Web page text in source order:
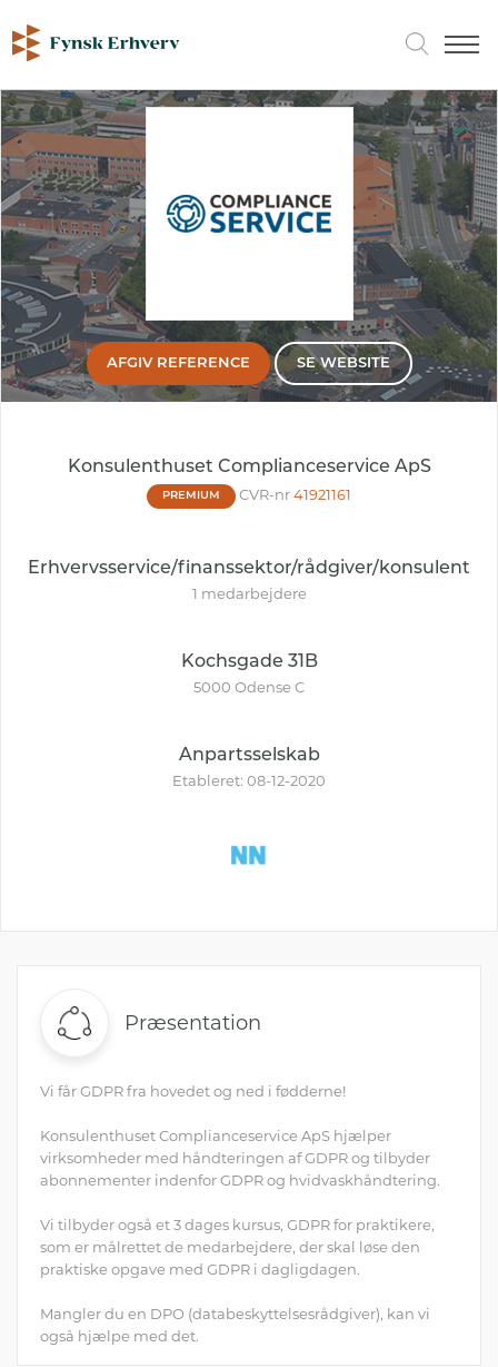
AFGIV REFERENCE SE WEBSITE
Konsulenthuset Complianceservice ApS
PREMIUM CVR-nr41921161
Erhvervsservice/finanssektor/rådgiver/konsulent
1 medarbejdere
Kochsgade 31B
5000 Odense C
Anpartsselskab
Etableret: 08-12-2020
Præsentation
Vi får GDPR fra hovedet og ned i fødderne!
Konsulenthuset Complianceservice ApS hjælper
virksomheder med håndteringen af GDPR og tilbyder
abonnementer indenfor GDPR og hvidvaskhåndtering.
Vi tilbyder også et 3 dages kursus, GDPR for praktikere,
som er målrettet de medarbejdere, der skal løse den
praktiske opgave med GDPR i dagligdagen.
Mangler du en DPO (databeskyttelsesrådgiver), kan vi
også hjælpe med det.